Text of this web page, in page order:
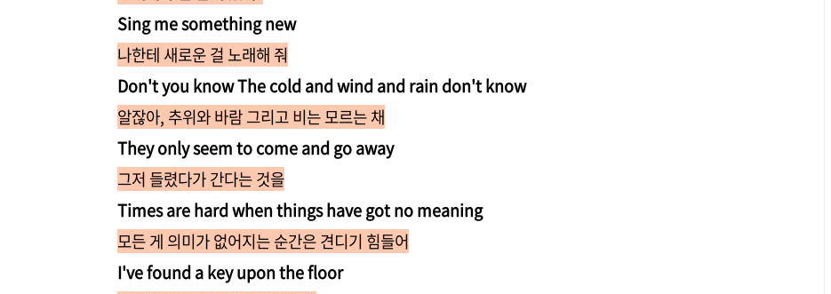
Sing me something new
나한테 새로운 걸 노래해 줘
Don't you know The cold and wind and rain don't know
알잖아, 추위와 바람 그리고 비는 모르는 채
They only seem to come and go away
그저 들렸다가 간다는 것을
Times are hard when things have got no meaning
모든 게 의미가 없어지는 순간은 견디기 힘들어
I've found a key upon the floor